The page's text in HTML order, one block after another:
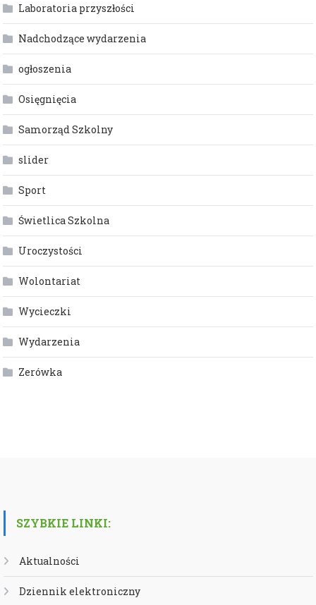
Laboratoria przyszłości
Nadchodzące wydarzenia
ogłoszenia
Osięgnięcia
Samorząd Szkolny
slider
Sport
Świetlica Szkolna
Uroczystości
Wolontariat
Wycieczki
Wydarzenia
Zerówka
SZYBKIE LINKI:
Aktualności
Dziennik elektroniczny